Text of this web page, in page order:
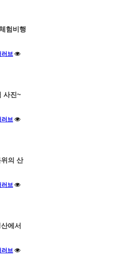
험비행
러브
사진~
러브
의 산
러브
에서
러브